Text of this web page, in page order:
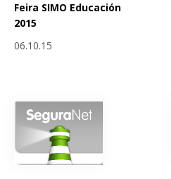
Feira SIMO Educación
2015
06.10.15